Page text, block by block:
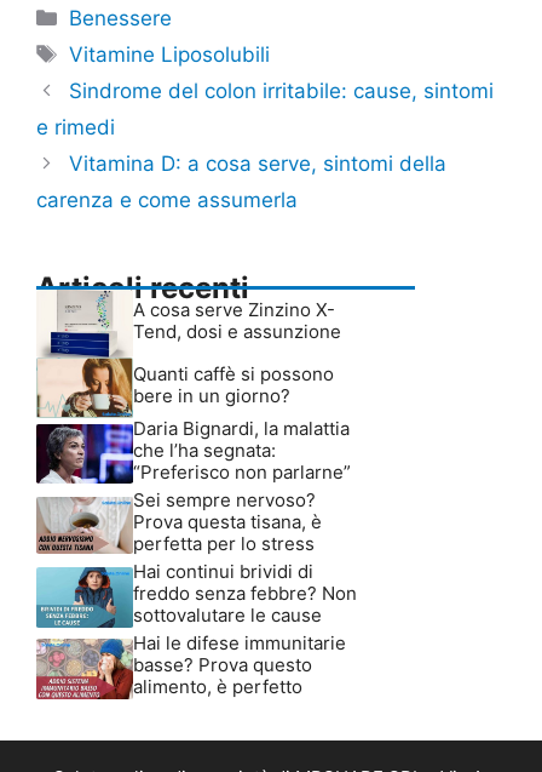
Categorie
Benessere
Tag
Vitamine Liposolubili
Sindrome del colon irritabile: cause, sintomi
e rimedi
Vitamina D: a cosa serve, sintomi della
carenza e come assumerla
Articoli recenti
A cosa serve Zinzino X-
Tend, dosi e assunzione
Quanti caffè si possono
bere in un giorno?
Daria Bignardi, la malattia
che l’ha segnata:
“Preferisco non parlarne”
Sei sempre nervoso?
Prova questa tisana, è
perfetta per lo stress
Hai continui brividi di
freddo senza febbre? Non
sottovalutare le cause
Hai le difese immunitarie
basse? Prova questo
alimento, è perfetto